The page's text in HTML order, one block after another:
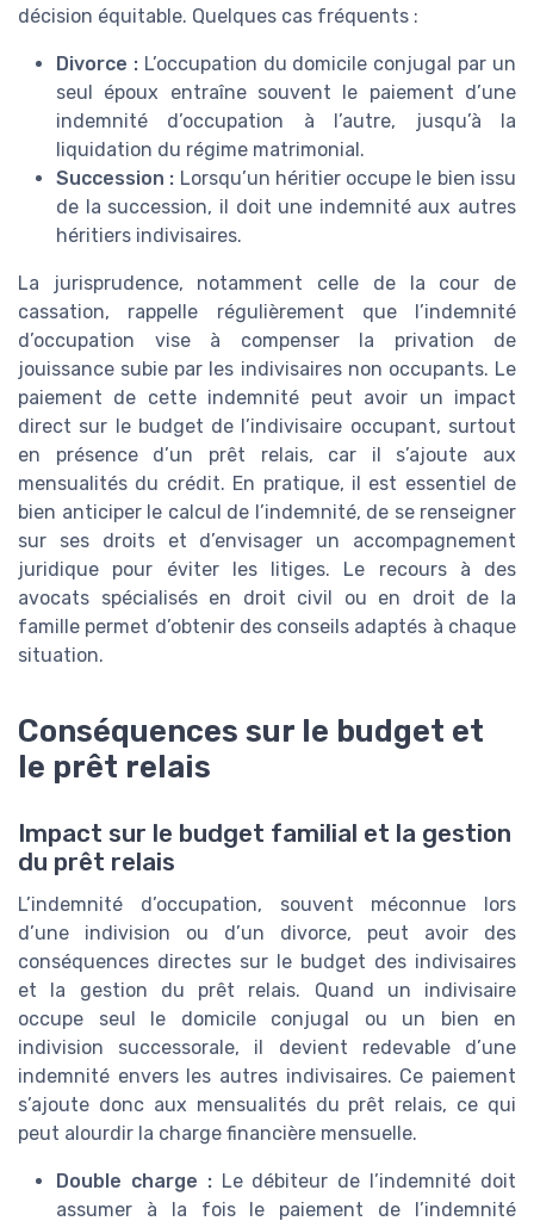
décision équitable. Quelques cas fréquents :
Divorce :L’occupation du domicile conjugal par un
seul époux entraîne souvent le paiement d’une
indemnité d’occupation à l’autre, jusqu’à la
liquidation du régime matrimonial.
Succession : Lorsqu’un héritier occupe le bien issu
de la succession, il doit une indemnité aux autres
héritiers indivisaires.
La jurisprudence, notamment celle de la cour de
cassation, rappelle régulièrement que l’indemnité
d’occupation vise à compenser la privation de
jouissance subie par les indivisaires non occupants. Le
paiement de cette indemnité peut avoir un impact
direct sur le budget de l’indivisaire occupant, surtout
en présence d’un prêt relais, car il s’ajoute aux
mensualités du crédit. En pratique, il est essentiel de
bien anticiper le calcul de l’indemnité, de se renseigner
sur ses droits et d’envisager un accompagnement
juridique pour éviter les litiges. Le recours à des
avocats spécialisés en droit civil ou en droit de la
famille permet d’obtenir des conseils adaptés à chaque
situation.
Conséquences sur le budget et
le prêt relais
Impact sur le budget familial et la gestion
du prêt relais
L’indemnité d’occupation, souvent méconnue lors
d’une indivision ou d’un divorce, peut avoir des
conséquences directes sur le budget des indivisaires
et la gestion du prêt relais. Quand un indivisaire
occupe seul le domicile conjugal ou un bien en
indivision successorale, il devient redevable d’une
indemnité envers les autres indivisaires. Ce paiement
s’ajoute donc aux mensualités du prêt relais, ce qui
peut alourdir la charge financière mensuelle.
Double charge :Le débiteur de l’indemnité doit
assumer à la fois le paiement de l’indemnité